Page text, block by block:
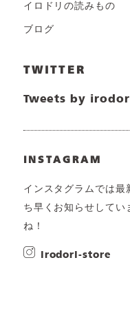
イロドリの読みもの
ブログ
TWITTER
Tweets by
INSTAGRAM
インスタグラムでは
ち早くお知らせして
ね！
irodori-store